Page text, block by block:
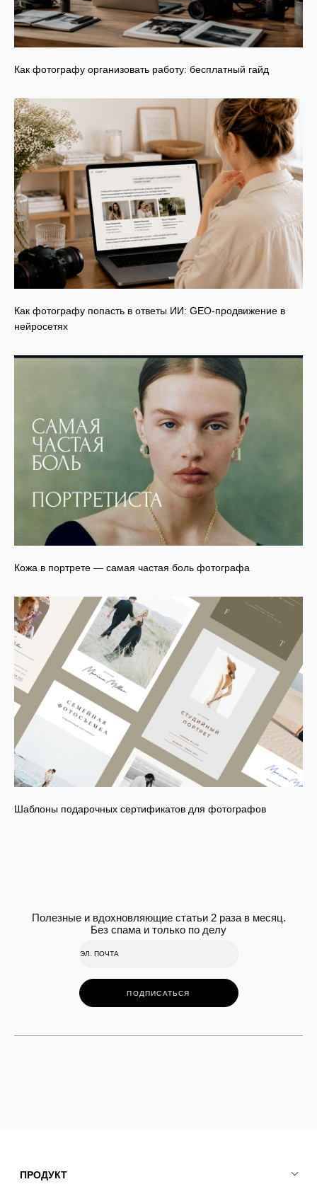
Как фотографу организовать работу: бесплатный гайд
Как фотографу попасть в ответы ИИ: GEO-продвижение в
нейросетях
Кожа в портрете — самая частая боль фотографа
Шаблоны подарочных сертификатов для фотографов
Полезные и вдохновляющие статьи 2 раза в месяц.
Без спама и только по делу
ПОДПИСАТЬСЯ
ПРОДУКТ